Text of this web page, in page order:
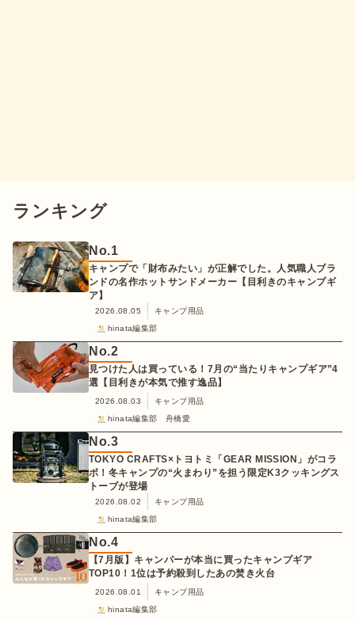
ランキング
No.1
キャンプで「財布みたい」が正解でした。人気職人ブラ
ンドの名作ホットサンドメーカー【目利きのキャンプギ
ア】
2026.08.05
キャンプ用品
hinata編集部
No.2
見つけた人は買っている！7月の“当たりキャンプギア”4
選【目利きが本気で推す逸品】
2026.08.03
キャンプ用品
hinata編集部 舟橋愛
No.3
TOKYO CRAFTS×トヨトミ「GEAR MISSION」がコラ
ボ！冬キャンプの“火まわり”を担う限定K3クッキングス
トーブが登場
2026.08.02
キャンプ用品
hinata編集部
No.4
【7月版】キャンパーが本当に買ったキャンプギア
TOP10！1位は予約殺到したあの焚き火台
2026.08.01
キャンプ用品
hinata編集部